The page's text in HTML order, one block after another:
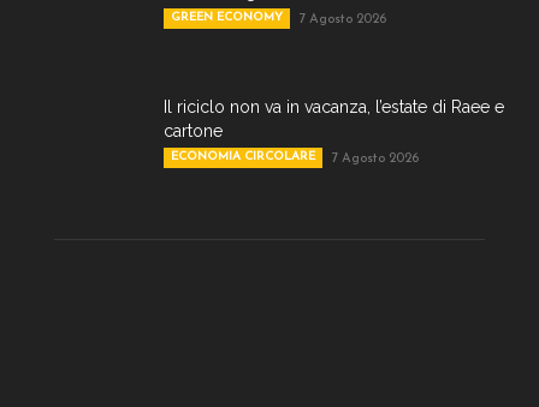
GREEN ECONOMY 7 Agosto 2026
Il riciclo non va in vacanza, l’estate di Raee e
cartone
ECONOMIA CIRCOLARE 7 Agosto 2026